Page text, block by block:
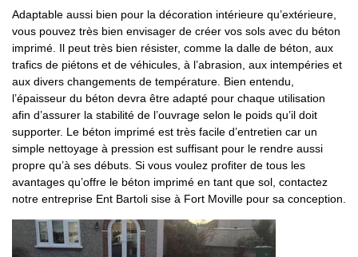
Adaptable aussi bien pour la décoration intérieure qu’extérieure,
vous pouvez très bien envisager de créer vos sols avec du béton
imprimé. Il peut très bien résister, comme la dalle de béton, aux
trafics de piétons et de véhicules, à l’abrasion, aux intempéries et
aux divers changements de température. Bien entendu,
l’épaisseur du béton devra être adapté pour chaque utilisation
afin d’assurer la stabilité de l’ouvrage selon le poids qu’il doit
supporter. Le béton imprimé est très facile d’entretien car un
simple nettoyage à pression est suffisant pour le rendre aussi
propre qu’à ses débuts. Si vous voulez profiter de tous les
avantages qu’offre le béton imprimé en tant que sol, contactez
notre entreprise Ent Bartoli sise à Fort Moville pour sa conception.